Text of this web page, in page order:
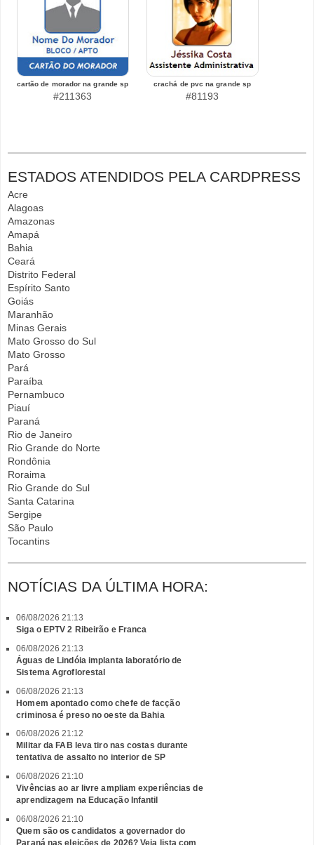
cartão de morador na grande sp
#211363
crachá de pvc na grande sp
#81193
ESTADOS ATENDIDOS PELA CARDPRESS
Acre
Alagoas
Amazonas
Amapá
Bahia
Ceará
Distrito Federal
Espírito Santo
Goiás
Maranhão
Minas Gerais
Mato Grosso do Sul
Mato Grosso
Pará
Paraíba
Pernambuco
Piauí
Paraná
Rio de Janeiro
Rio Grande do Norte
Rondônia
Roraima
Rio Grande do Sul
Santa Catarina
Sergipe
São Paulo
Tocantins
NOTÍCIAS DA ÚLTIMA HORA:
06/08/2026 21:13
Siga o EPTV 2 Ribeirão e Franca
06/08/2026 21:13
Águas de Lindóia implanta laboratório de
Sistema Agroflorestal
06/08/2026 21:13
Homem apontado como chefe de facção
criminosa é preso no oeste da Bahia
06/08/2026 21:12
Militar da FAB leva tiro nas costas durante
tentativa de assalto no interior de SP
06/08/2026 21:10
Vivências ao ar livre ampliam experiências de
aprendizagem na Educação Infantil
06/08/2026 21:10
Quem são os candidatos a governador do
Paraná nas eleições de 2026? Veja lista com